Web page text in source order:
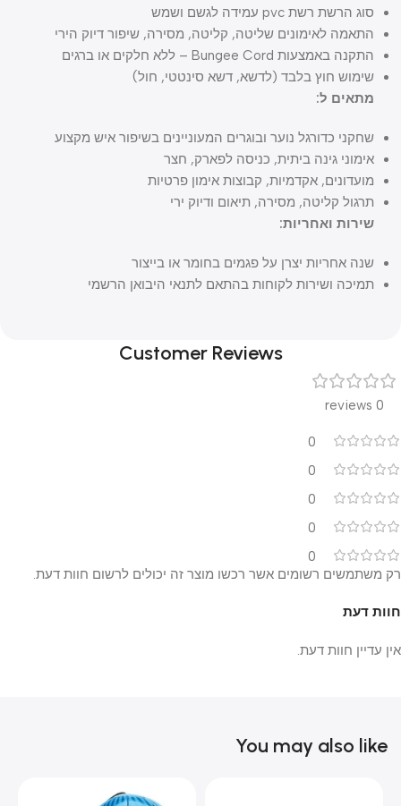
סוג הרשת רשת pvc עמידה לגשם ושמש
התאמה לאימונים שליטה, קליטה, מסירה, שיפור דיוק הירי
התקנה באמצעות Bungee Cord – ללא חלקים או ברגים
שימוש חוץ בלבד (לדשא, דשא סינטטי, חול)
מתאים ל:
שחקני כדורגל נוער ובוגרים המעוניינים בשיפור איש מקצוע
אימוני גינה ביתית, כניסה לפארק, חצר
מועדונים, אקדמיות, קבוצות אימון פרטיות
תרגול קליטה, מסירה, תיאום ודיוק ירי
שירות ואחריות:
שנה אחריות יצרן על פגמים בחומר או בייצור
תמיכה ושירות לקוחות בהתאם לתנאי היבואן הרשמי
Customer Reviews
0 reviews
0
0
0
0
0
חוות דעת
אין עדיין חוות דעת.
רק משתמשים רשומים אשר רכשו מוצר זה יכולים לרשום חוות דעת.
You may also like